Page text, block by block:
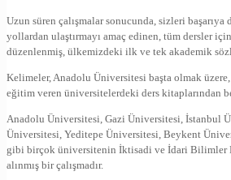
Uzun süren çalışmalar sonucunda, sizleri başarıya
yollardan ulaştırmayı amaç edinen, tüm dersler
düzenlenmiş, ülkemizdeki ilk ve tek akademik
Kelimeler, Anadolu Üniversitesi başta olmak
eğitim veren üniversitelerdeki ders kitaplarından
Anadolu Üniversitesi, Gazi Üniversitesi, İstanbul
Üniversitesi, Yeditepe Üniversitesi, Beykent
gibi birçok üniversitenin İktisadi ve İdari Bilimler
alınmış bir çalışmadır.